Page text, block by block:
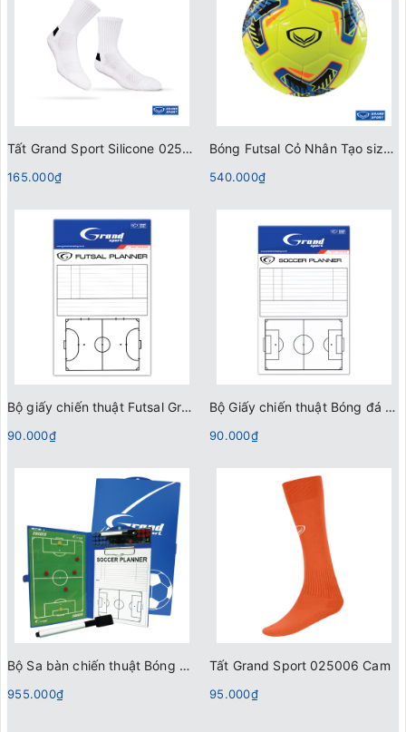
Tất Grand Sport Silicone 025147 Trắng
165.000₫
Bóng Futsal Cỏ Nhân Tạo size 4 Grand Sport 330026 Vàng
540.000₫
Bộ giấy chiến thuật Futsal Grand Sport 331884
90.000₫
Bộ Giấy chiến thuật Bóng đá Grand Sport 331885
90.000₫
Bộ Sa bàn chiến thuật Bóng đá Grand Sport 331899
955.000₫
Tất Grand Sport 025006 Cam
95.000₫